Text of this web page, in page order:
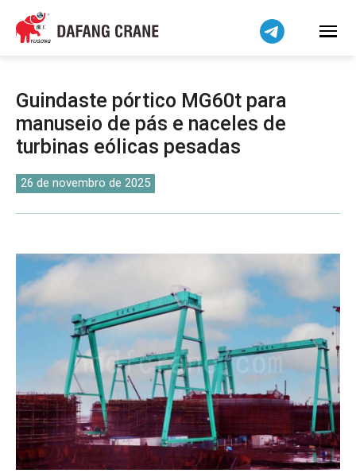
Guindaste pórtico MG60t para
manuseio de pás e naceles de
turbinas eólicas pesadas
26 de novembro de 2025
Bahasa Indonesia
Bahasa Melayu
বাংলা
فارسی
Pilipino
اردو
Українська
Беларуская мова
Kiswahili
Dansk
O‘zbekcha